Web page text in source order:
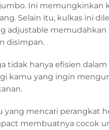
jumbo. Ini
Selain itu, kulkas ini
adjustable
disimpan.
tidak hanya efisien
kamu yang ingin
yang mencari perangkat
membuatnya cocok